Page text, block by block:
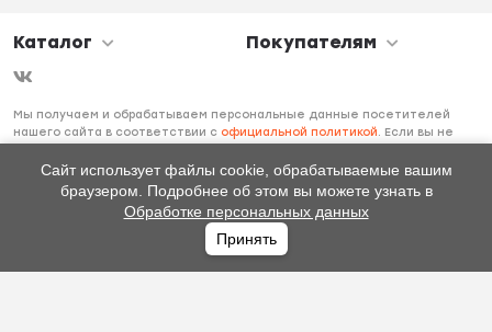
Избранное
Каталог Покупателям
Мы получаем и обрабатываем персональные данные посетителей
нашего сайта в соответствии с официальной политикой
. Если вы не
необходимо покинуть наш сайт.
Сайт использует файлы cookie, обрабатываемые вашим
браузером. Подробнее об этом вы можете узнать в
Обработке персональных данных
Принять